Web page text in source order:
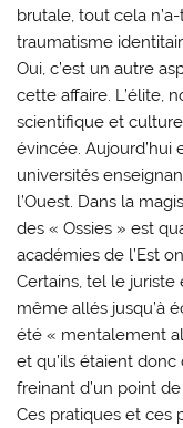
brutale, tout cela
traumatisme
Oui, c’est un autre
cette affaire. L’élite,
scientifique et
évincée. Aujourd’hui
universités
l’Ouest. Dans la
des « Ossies » est
académies de l’Est
Certains, tel le
même allés jusqu’à
été « mentalement
et qu’ils étaient
freinant d’un point
Ces pratiques et ces